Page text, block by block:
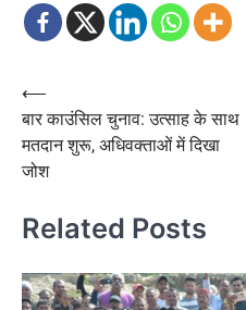
Post
navigation
⟵
बार काउंसिल चुनाव: उत्साह के साथ
मतदान शुरू, अधिवक्ताओं में दिखा
जोश
Related Posts